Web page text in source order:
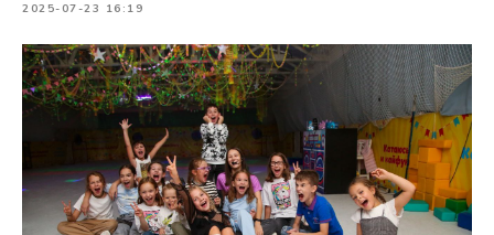
2025-07-23 16:19